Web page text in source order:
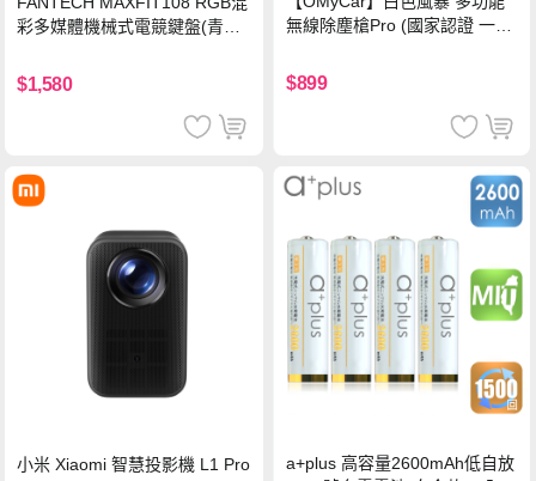
彩多媒體機械式電競鍵盤(青軸)
$1,580
無線除塵槍Pro (國家認證 一年
手持強力風槍 暴力吹風
$899
小米 Xiaomi 智慧投影機 L1 Pro
a+plus 高容量2600mAh低自放